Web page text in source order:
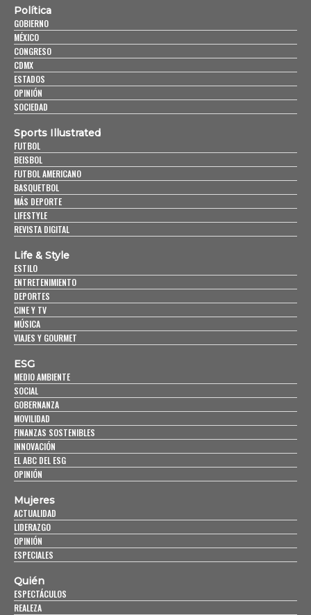
Política
GOBIERNO
MÉXICO
CONGRESO
CDMX
ESTADOS
OPINIÓN
SOCIEDAD
Sports Illustrated
FUTBOL
BEISBOL
FUTBOL AMERICANO
BASQUETBOL
MÁS DEPORTE
LIFESTYLE
REVISTA DIGITAL
Life & Style
ESTILO
ENTRETENIMIENTO
DEPORTES
CINE Y TV
MÚSICA
VIAJES Y GOURMET
ESG
MEDIO AMBIENTE
SOCIAL
GOBERNANZA
MOVILIDAD
FINANZAS SOSTENIBLES
INNOVACIÓN
EL ABC DEL ESG
OPINIÓN
Mujeres
ACTUALIDAD
LIDERAZGO
OPINIÓN
ESPECIALES
Quién
ESPECTÁCULOS
REALEZA